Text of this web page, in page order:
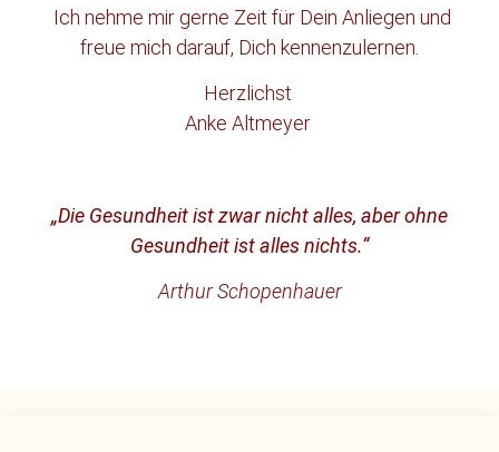
Ich nehme mir gerne Zeit für Dein Anliegen und
freue mich darauf, Dich kennenzulernen.
Herzlichst
Anke Altmeyer
„Die Gesundheit ist zwar nicht alles, aber ohne
Gesundheit ist alles nichts.“
Arthur Schopenhauer